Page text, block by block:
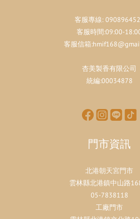
客服專線:
客服時間:09:00-
客服信箱
杏美製香有限公司
統編:00034878
門市資訊
北港朝天宮門市
雲林縣北港鎮中山路
05-7838118
工廠門市